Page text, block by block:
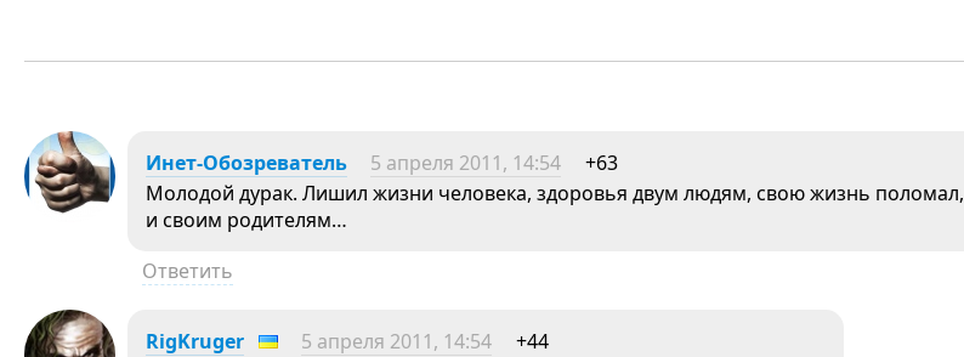
Инет-Обозреватель 5 апреля 2011, 14:54
+63
Молодой дурак. Лишил жизни человека, здоровья двум людям, свою жизнь поломал,
и своим родителям…
Ответить
RigKruger 5 апреля 2011, 14:54
+44